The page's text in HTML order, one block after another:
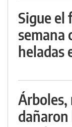
Sigue el
semana
heladas
Árboles,
dañaron